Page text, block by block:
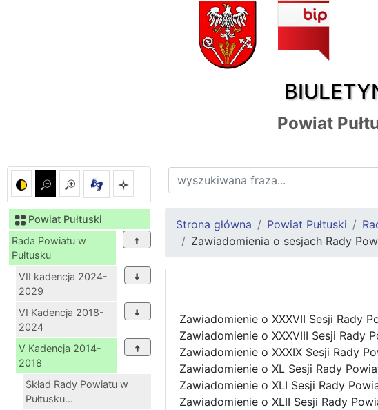
Powiat
Powiat Pułtuski
Rada Powiatu w
Pułtusku
VII kadencja 2024-
2029
VI Kadencja 2018-
2024
V Kadencja 2014-
2018
Skład Rady Powiatu w
Pułtusku...
Strona główna Powiat Pułtuski
Zawiadomienia o sesjach Rady
Zawiadomienie o XXXVII Sesji Rady
Zawiadomienie o XXXVIII Sesji Rady
Zawiadomienie o XXXIX Sesji Rady
Zawiadomienie o XL Sesji Rady
Zawiadomienie o XLI Sesji Rady
Zawiadomienie o XLII Sesji Rady